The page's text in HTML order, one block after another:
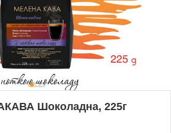
Шоколадна, 225г